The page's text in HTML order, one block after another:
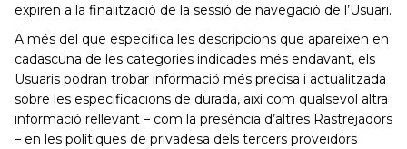
expiren a la finalització de la sessió de navegació de l’Usuari.
A més del que especifica les descripcions que apareixen en
cadascuna de les categories indicades més endavant, els
Usuaris podran trobar informació més precisa i actualitzada
sobre les especificacions de durada, així com qualsevol altra
informació rellevant – com la presència d’altres Rastrejadors
– en les polítiques de privadesa dels tercers proveïdors